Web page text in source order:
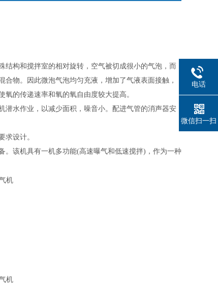
构和搅拌室的相对旋转，空气被切成很小的气泡，而
物。因此微泡气泡均匀充液，增加了气液表面接触，
氧的传递速率和氧的氧自由度较大提高。
水作业，以减少面积，噪音小。 配进气管的消声器安
求设计。
。 该机具有一机多功能(高速曝气和低速搅拌) ，作为一种
电话
微信扫一扫